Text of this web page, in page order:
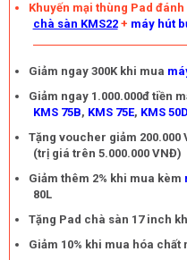
Khuyến mại thùng Pad
chà sàn KMS22+ máy hút
Giảm ngay 300K khi mua
Giảm ngay 1.000.000đ tiền
KMS 75B, KMS 75E, KMS 50D
Tặng voucher giảm
(trị giá trên 5.000.000 VNĐ)
Giảm thêm 2% khi mua kèm
80L
Tặng Pad chà sàn 17 inch
Giảm 10% khi mua hóa chất